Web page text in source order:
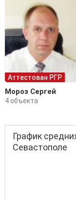
Аттестован РГР
Мороз Сергей
4 объекта
График
Севастополе